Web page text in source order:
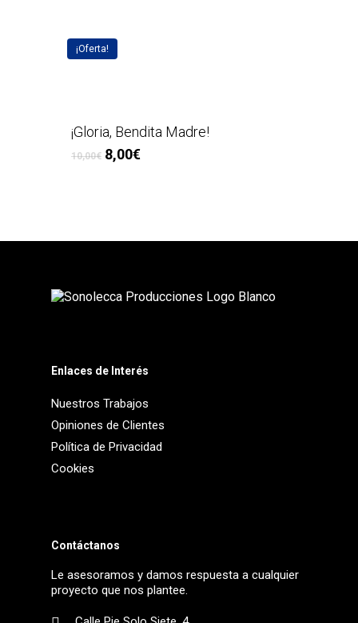
¡Oferta!
¡Gloria, Bendita Madre!
10,00€ El
8,00€El
Enlaces de Interés
Nuestros Trabajos
Opiniones de Clientes
Política de Privacidad
Cookies
Contáctanos
Le asesoramos y damos respuesta a cualquier
proyecto que nos plantee.